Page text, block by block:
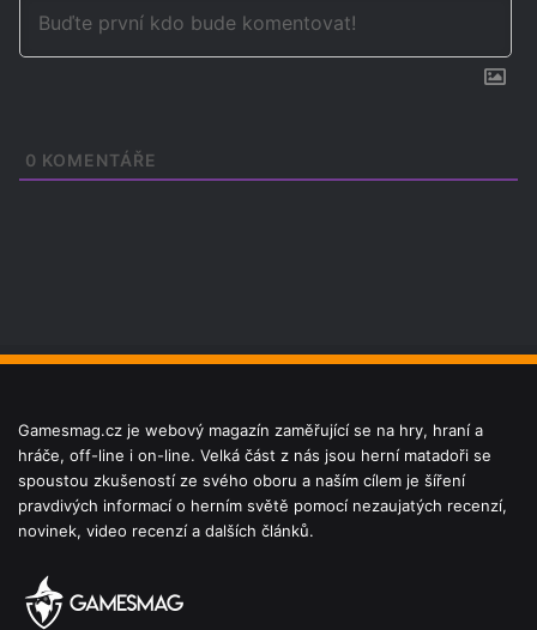
0 KOMENTÁŘE
Gamesmag.cz je webový magazín zaměřující se na hry, hraní a
hráče, off-line i on-line. Velká část z nás jsou herní matadoři se
spoustou zkušeností ze svého oboru a naším cílem je šíření
pravdivých informací o herním světě pomocí nezaujatých recenzí,
novinek, video recenzí a dalších článků.